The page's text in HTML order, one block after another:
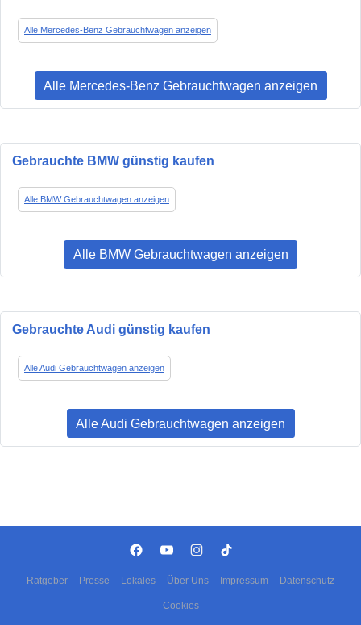
Alle Mercedes-Benz Gebrauchtwagen anzeigen
Alle Mercedes-Benz Gebrauchtwagen anzeigen
Gebrauchte BMW günstig kaufen
Alle BMW Gebrauchtwagen anzeigen
Alle BMW Gebrauchtwagen anzeigen
Gebrauchte Audi günstig kaufen
Alle Audi Gebrauchtwagen anzeigen
Alle Audi Gebrauchtwagen anzeigen
Ratgeber Presse Lokales Über Uns Impressum Datenschutz
Cookies